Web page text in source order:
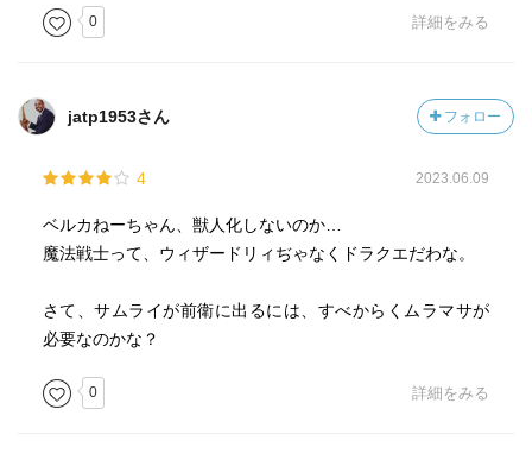
0 詳細をみる
jatp1953さん フォロー
4 2023.06.09
ベルカねーちゃん、獣人化しないのか…
魔法戦士って、ウィザードリィぢゃなくドラクエだわな。
さて、サムライが前衛に出るには、すべからくムラマサが
必要なのかな？
0 詳細をみる